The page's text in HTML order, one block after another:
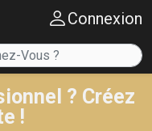
Connexion
? Créez
!